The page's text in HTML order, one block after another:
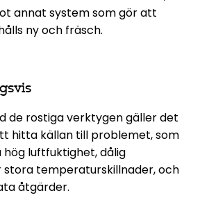
annat system som gör att
ny och fräsch.
de rostiga verktygen gäller det
hitta källan till problemet, som
luftfuktighet, dålig
temperaturskillnader, och
åtgärder.